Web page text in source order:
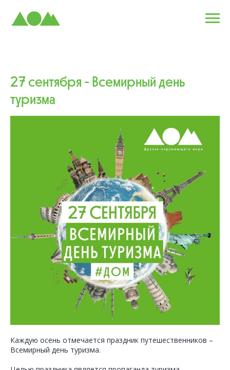
27 сентября - Всемирный день
туризма
Каждую осень отмечается праздник путешественников –
Всемирный день туризма.